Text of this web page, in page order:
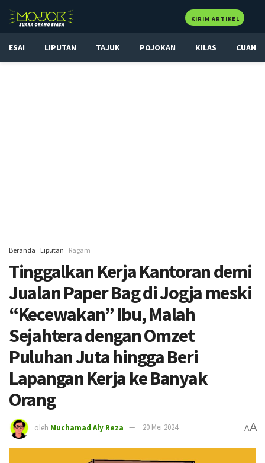
KIRIM ARTIKEL
ESAI LIPUTAN TAJUK POJOKAN KILAS CUAN
Beranda Liputan Ragam
Tinggalkan Kerja Kantoran demi
Jualan Paper Bag di Jogja meski
“Kecewakan” Ibu, Malah
Sejahtera dengan Omzet
Puluhan Juta hingga Beri
Lapangan Kerja ke Banyak
Orang
oleh Muchamad Aly Reza 20 Mei 2024 AA